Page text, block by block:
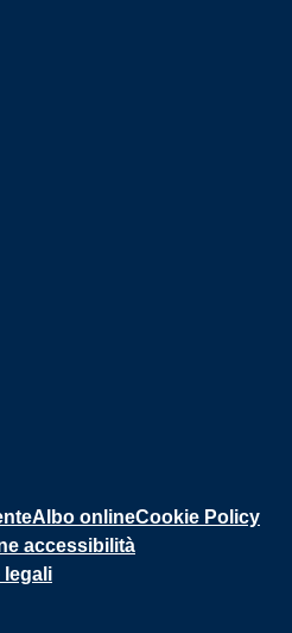
Albo onlineCookie Policy
accessibilità
legali